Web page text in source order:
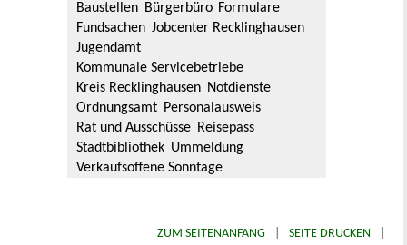
Baustellen Bürgerbüro Formulare
Fundsachen Jobcenter Recklinghausen
Jugendamt
Kommunale Servicebetriebe
Kreis Recklinghausen Notdienste
Ordnungsamt Personalausweis
Rat und Ausschüsse Reisepass
Stadtbibliothek Ummeldung
Verkaufsoffene Sonntage
ZUM SEITENANFANG SEITE DRUCKEN